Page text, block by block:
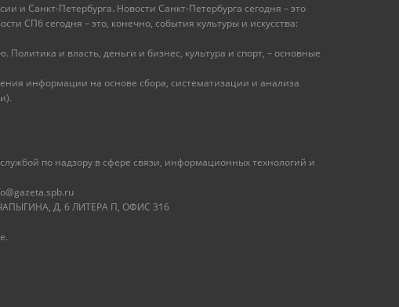
и Санкт-Петербурга. Новости Санкт-Петербурга сегодня – это
СПб сегодня – это, конечно, события культуры и искусства:
и власть, деньги и бизнес, культура и спорт, – основные
информации на основе сбора, систематизации и анализа
по надзору в сфере связи, информационных технологий и
Д. 6 ЛИТЕРА П, ОФИС 316